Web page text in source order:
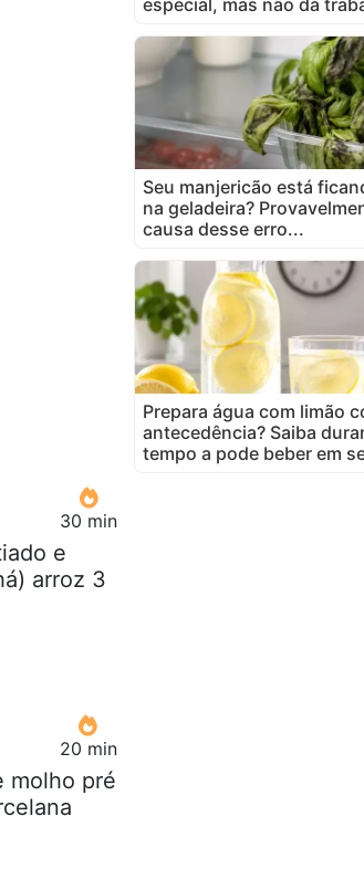
30 min
e
arroz 3
20 min
molho pré
Seu manjericão está
na geladeira?
causa desse erro...
Prepara água com limão
antecedência? Saiba
tempo a pode beber em